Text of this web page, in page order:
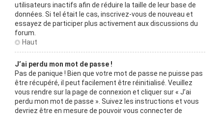
utilisateurs inactifs afin de réduire la taille de leur base de
données. Si tel était le cas, inscrivez-vous de nouveau et
essayez de participer plus activement aux discussions du
forum.
Haut
J’ai perdu mon mot de passe !
Pas de panique ! Bien que votre mot de passe ne puisse pas
être récupéré, il peut facilement être réinitialisé. Veuillez
vous rendre sur la page de connexion et cliquer sur « J’ai
perdu mon mot de passe ». Suivez les instructions et vous
devriez être en mesure de pouvoir vous connecter de